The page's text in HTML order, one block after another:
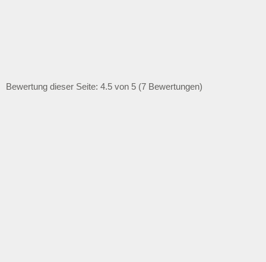
Bewertung dieser Seite: 4.5 von 5 (7 Bewertungen)